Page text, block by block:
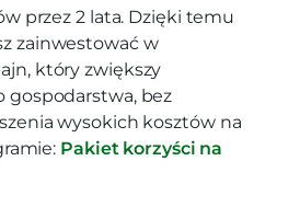
przez 2 lata. Dzięki temu
zainwestować w
który zwiększy
gospodarstwa, bez
wysokich kosztów na
Pakiet korzyści na